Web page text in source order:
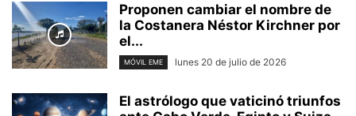
Proponen cambiar el nombre de
la Costanera Néstor Kirchner por
el...
MÓVIL EME lunes 20 de julio de 2026
El astrólogo que vaticinó triunfos